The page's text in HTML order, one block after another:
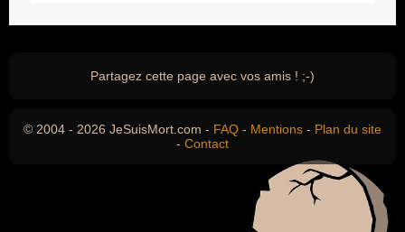
Partagez cette page avec vos amis ! ;-)
© 2004 - 2026 JeSuisMort.com - FAQ - Mentions - Plan du site
- Contact